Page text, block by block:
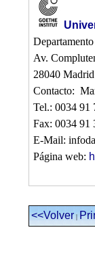
Av.
28040 Madrid
Contacto:
Tel.: 0034 91
Fax: 0034 91
E-Mail:
Página web:
<<Volver|